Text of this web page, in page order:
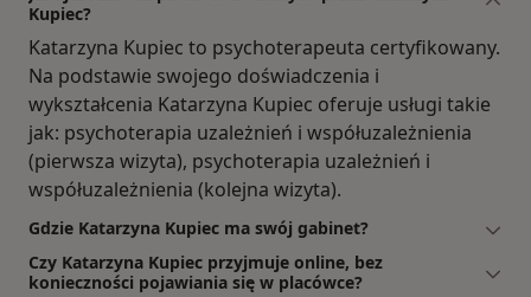
Kupiec?
Katarzyna Kupiec to psychoterapeuta certyfikowany.
Na podstawie swojego doświadczenia i
wykształcenia Katarzyna Kupiec oferuje usługi takie
jak: psychoterapia uzależnień i współuzależnienia
(pierwsza wizyta), psychoterapia uzależnień i
współuzależnienia (kolejna wizyta).
Gdzie Katarzyna Kupiec ma swój gabinet?
Czy Katarzyna Kupiec przyjmuje online, bez
konieczności pojawiania się w placówce?